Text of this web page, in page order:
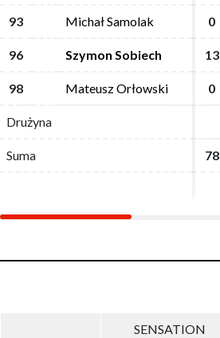
93 Michał Samolak 0
96 Szymon Sobiech 13
98 Mateusz Orłowski 0
Drużyna
Suma 78
93 Michał Samolak 0
96 Szymon Sobiech 13
98 Mateusz Orłowski 0
Drużyna
Suma 78
SENSATION